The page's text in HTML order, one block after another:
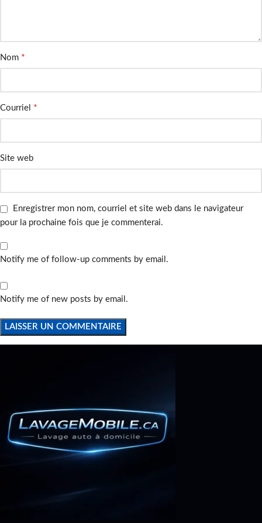
Nom *
Courriel *
Site web
Enregistrer mon nom, courriel et site web dans le navigateur
pour la prochaine fois que je commenterai.
Notify me of follow-up comments by email.
Notify me of new posts by email.